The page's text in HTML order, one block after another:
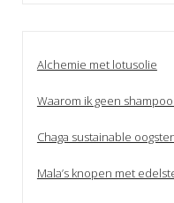
Alchemie met lotusolie
Waarom ik geen
Chaga sustainable
Mala’s knopen met